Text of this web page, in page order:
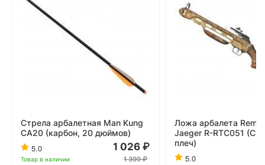
Стрела арбалетная Man Kung
CA20 (карбон, 20 дюймов)
5.0
Товар в наличии
1 026
1 399
Ложа арбалета
Jaeger R-RTC051
плеч)
5.0